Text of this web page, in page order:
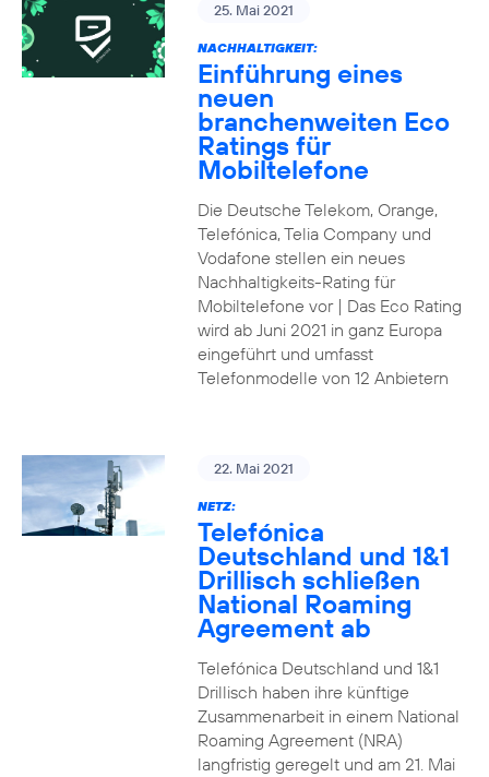
25. Mai 2021
NACHHALTIGKEIT:
Einführung eines
neuen
branchenweiten Eco
Ratings für
Mobiltelefone
Die Deutsche Telekom, Orange,
Telefónica, Telia Company und
Vodafone stellen ein neues
Nachhaltigkeits-Rating für
Mobiltelefone vor | Das Eco Rating
wird ab Juni 2021 in ganz Europa
eingeführt und umfasst
Telefonmodelle von 12 Anbietern
22. Mai 2021
NETZ:
Telefónica
Deutschland und 1&1
Drillisch schließen
National Roaming
Agreement ab
Telefónica Deutschland und 1&1
Drillisch haben ihre künftige
Zusammenarbeit in einem National
Roaming Agreement (NRA)
langfristig geregelt und am 21. Mai